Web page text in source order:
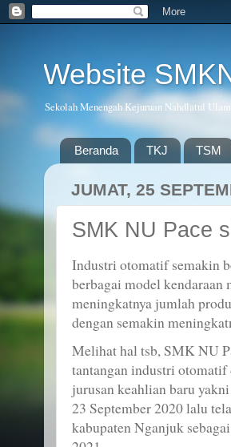
Website
Sekolah Menengah Kejuruan Nahdlatul
Beranda TKJ TSM
JUMAT, 25
SMK NU Pace
Industri otomatif semakin
berbagai model kendaraan
meningkatnya jumlah
dengan semakin
Melihat hal tsb, SMK NU
tantangan industri otomatif
jurusan keahlian baru
23 September 2020 lalu
kabupaten Nganjuk